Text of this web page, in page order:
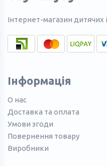
Інтернет-магазин дитячих
Інформація
О нас
Доставка та оплата
Умови згоди
Повернення товару
Виробники